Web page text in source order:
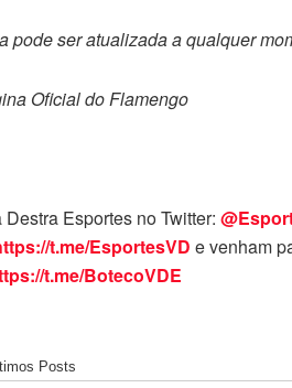
pode ser atualizada a qualquer
Oficial do Flamengo
Esportes no Twitter:
t.me/EsportesVD e venham
t.me/BotecoVDE
Posts